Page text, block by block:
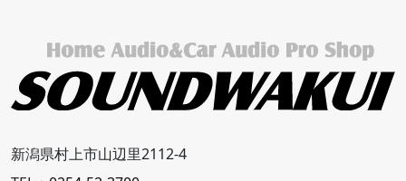
新潟県村上市山辺里2112-4